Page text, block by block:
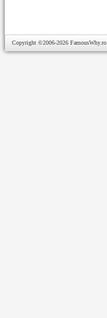
Copyright ©2006-2026 FamousWhy.ro